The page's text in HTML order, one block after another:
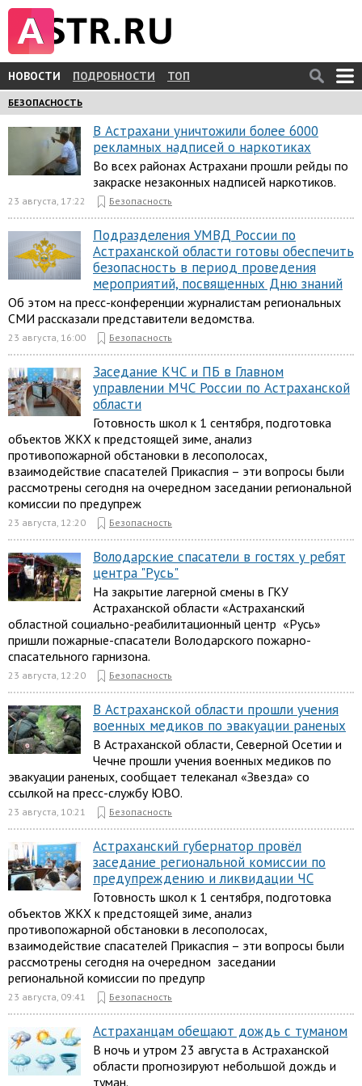
НОВОСТИ ПОДРОБНОСТИ ТОП
БЕЗОПАСНОСТЬ
В Астрахани уничтожили более 6000
рекламных надписей о наркотиках
Во всех районах Астрахани прошли рейды по
закраске незаконных надписей наркотиков.
23 августа, 17:22 Безопасность
Подразделения УМВД России по
Астраханской области готовы обеспечить
безопасность в период проведения
мероприятий, посвященных Дню знаний
Об этом на пресс-конференции журналистам региональных
СМИ рассказали представители ведомства.
23 августа, 16:00 Безопасность
Заседание КЧС и ПБ в Главном
управлении МЧС России по Астраханской
области
Готовность школ к 1 сентября, подготовка
объектов ЖКХ к предстоящей зиме, анализ
противопожарной обстановки в лесополосах,
взаимодействие спасателей Прикаспия – эти вопросы были
рассмотрены сегодня на очередном заседании региональной
комиссии по предупреж
23 августа, 12:20 Безопасность
Володарские спасатели в гостях у ребят
центра "Русь"
На закрытие лагерной смены в ГКУ
Астраханской области «Астраханский
областной социально-реабилитационный центр «Русь»
пришли пожарные-спасатели Володарского пожарно-
спасательного гарнизона.
23 августа, 12:20 Безопасность
В Астраханской области прошли учения
военных медиков по эвакуации раненых
В Астраханской области, Северной Осетии и
Чечне прошли учения военных медиков по
эвакуации раненых, сообщает телеканал «Звезда» со
ссылкой на пресс-службу ЮВО.
23 августа, 10:21 Безопасность
Астраханский губернатор провёл
заседание региональной комиссии по
предупреждению и ликвидации ЧС
Готовность школ к 1 сентября, подготовка
объектов ЖКХ к предстоящей зиме, анализ
противопожарной обстановки в лесополосах,
взаимодействие спасателей Прикаспия – эти вопросы были
рассмотрены сегодня на очередном заседании
региональной комиссии по предупр
23 августа, 09:41 Безопасность
Астраханцам обещают дождь с туманом
В ночь и утром 23 августа в Астраханской
области прогнозируют небольшой дождь и
туман.